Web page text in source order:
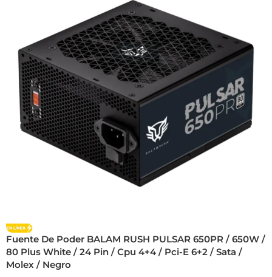
Fuente De Poder BALAM RUSH PULSAR 650PR / 650W /
80 Plus White / 24 Pin / Cpu 4+4 / Pci-E 6+2 / Sata /
Molex / Negro